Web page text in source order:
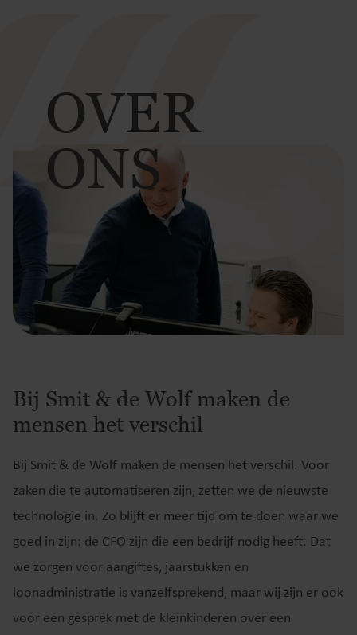
OVER
ONS
Bij Smit & de Wolf maken de
mensen het verschil
Bij Smit & de Wolf maken de mensen het verschil. Voor
zaken die te automatiseren zijn, zetten we de nieuwste
technologie in. Zo blijft er meer tijd om te doen waar we
goed in zijn: de CFO zijn die een bedrijf nodig heeft. Dat
we zorgen voor aangiftes, jaarstukken en
loonadministratie is vanzelfsprekend, maar wij zijn er ook
voor een gesprek met de kleinkinderen over een